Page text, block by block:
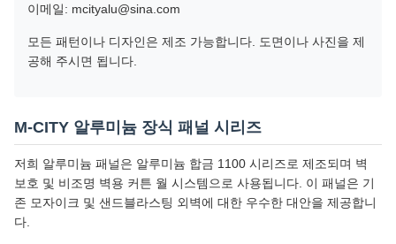
이메일: mcityalu@sina.com
모든 패턴이나 디자인은 제조 가능합니다. 도면이나 사진을 제
공해 주시면 됩니다.
M-CITY 알루미늄 장식 패널 시리즈
저희 알루미늄 패널은 알루미늄 합금 1100 시리즈로 제조되며 벽
보호 및 비조명 벽용 커튼 월 시스템으로 사용됩니다. 이 패널은 기
존 모자이크 및 샌드블라스팅 외벽에 대한 우수한 대안을 제공합니
다.